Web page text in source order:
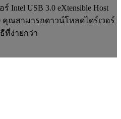
USB 3.0 eXtensible Host
คุณสามารถดาวน์โหลดไดร์เวอร์
ที่ง่ายกว่า